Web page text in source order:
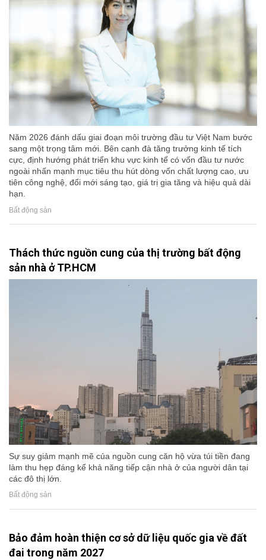
Năm 2026 đánh dấu giai đoạn môi trường đầu tư Việt Nam bước
sang một trọng tâm mới. Bên cạnh đà tăng trưởng kinh tế tích
cực, định hướng phát triển khu vực kinh tế có vốn đầu tư nước
ngoài nhấn mạnh mục tiêu thu hút dòng vốn chất lượng cao, ưu
tiên công nghệ, đổi mới sáng tạo, giá trị gia tăng và hiệu quả dài
hạn.
Bất động sản
Thách thức nguồn cung của thị trường bất động
sản nhà ở TP.HCM
Sự suy giảm mạnh mẽ của nguồn cung căn hộ vừa túi tiền đang
làm thu hẹp đáng kể khả năng tiếp cận nhà ở của người dân tại
các đô thị lớn.
Bất động sản
Bảo đảm hoàn thiện cơ sở dữ liệu quốc gia về đất
đai trong năm 2027